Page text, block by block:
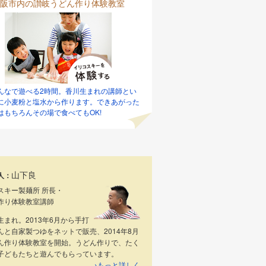
なで遊べる2時間。香川生まれの講師とい
小麦粉と塩水から作ります。できあがった
もちろんその場で食べてもOK!
： 山下良
キー製麺所 所長・
り体験教室講師
まれ。2013年6月から手打
と自家製つゆをネットで販売、2014年8月
作り体験教室を開始。うどん作りで、たく
どもたちと遊んでもらっています。